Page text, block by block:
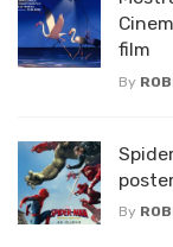
film
By
By